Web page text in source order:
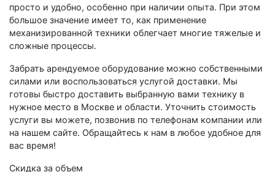
просто и удобно, особенно при наличии опыта. При этом
большое значение имеет то, как применение
механизированной техники облегчает многие тяжелые и
сложные процессы.
Забрать арендуемое оборудование можно собственными
силами или воспользоваться услугой доставки. Мы
готовы быстро доставить выбранную вами технику в
нужное место в Москве и области. Уточнить стоимость
услуги вы можете, позвонив по телефонам компании или
на нашем сайте. Обращайтесь к нам в любое удобное для
вас время!
Скидка за объем